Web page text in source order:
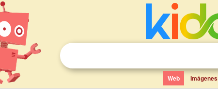
Web Imágenes